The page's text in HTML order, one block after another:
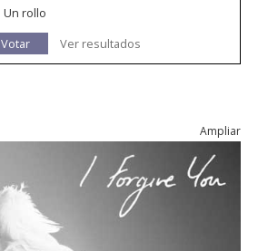
Un rollo
Votar
Ver resultados
Ampliar